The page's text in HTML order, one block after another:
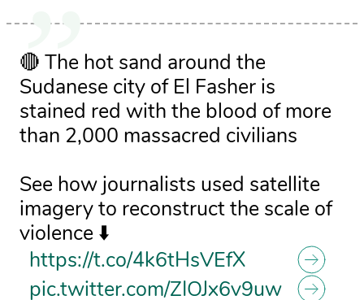
🔴 The hot sand around the
Sudanese city of El Fasher is
stained red with the blood of more
than 2,000 massacred civilians
See how journalists used satellite
imagery to reconstruct the scale of
violence ⬇️
https://t.co/4k6tHsVEfX
pic.twitter.com/ZIOJx6v9uw